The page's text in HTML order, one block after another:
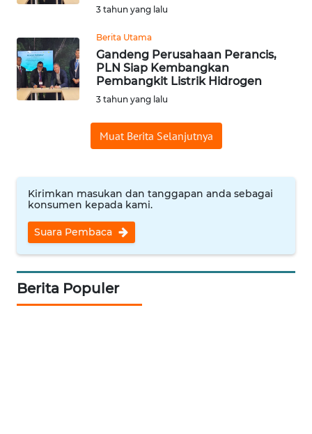
3 tahun yang lalu
Berita Utama
Gandeng Perusahaan Perancis,
PLN Siap Kembangkan
Pembangkit Listrik Hidrogen
3 tahun yang lalu
Muat Berita Selanjutnya
Kirimkan masukan dan tanggapan anda sebagai
konsumen kepada kami.
Suara Pembaca
Berita Populer
TANGERANG
WN
BINJAI
WN
WN
WN